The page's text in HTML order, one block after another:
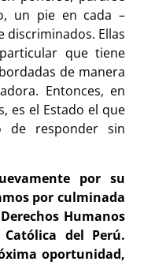
un pie en cada –
Ellas
que tiene
de manera
Entonces, en
es el Estado el que
de responder sin
por su
por culminada
Humanos
del Perú.
oportunidad,